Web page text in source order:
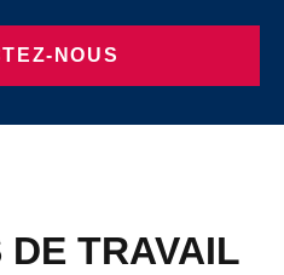
NOUS
DE TRAVAIL